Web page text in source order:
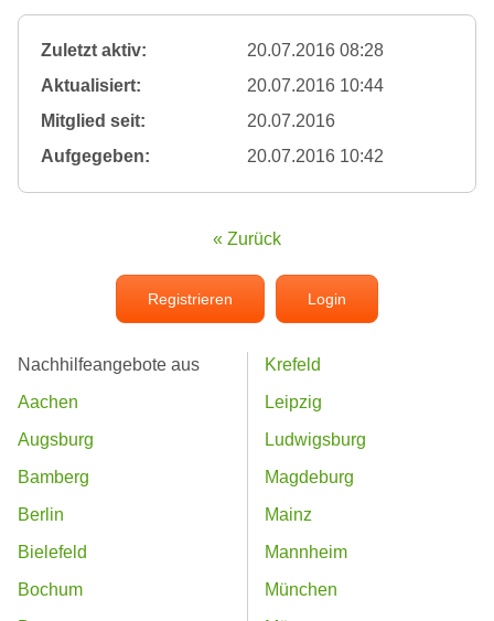
Zuletzt aktiv:
20.07.2016 08:28
Aktualisiert:
20.07.2016 10:44
Mitglied seit:
20.07.2016
Aufgegeben:
20.07.2016 10:42
« Zurück
Registrieren Login
Nachhilfeangebote aus
Aachen
Augsburg
Bamberg
Berlin
Bielefeld
Bochum
Krefeld
Leipzig
Ludwigsburg
Magdeburg
Mainz
Mannheim
München